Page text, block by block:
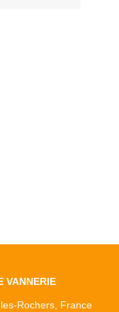
VANNERIE
Rochers, France